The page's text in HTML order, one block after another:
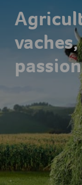
passion